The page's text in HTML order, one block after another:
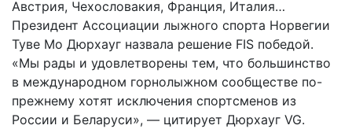
Австрия, Чехословакия, Франция, Италия…
Президент Ассоциации лыжного спорта Норвегии
Туве Мо Дюрхауг назвала решение FIS победой.
«Мы рады и удовлетворены тем, что большинство
в международном горнолыжном сообществе по-
прежнему хотят исключения спортсменов из
России и Беларуси», — цитирует Дюрхауг VG.